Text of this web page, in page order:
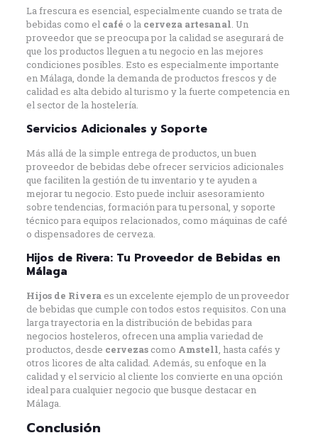
La frescura es esencial, especialmente cuando se trata de
bebidas como el café o la cerveza artesanal. Un
proveedor que se preocupa por la calidad se asegurará de
que los productos lleguen a tu negocio en las mejores
condiciones posibles. Esto es especialmente importante
en Málaga, donde la demanda de productos frescos y de
calidad es alta debido al turismo y la fuerte competencia en
el sector de la hostelería.
Servicios Adicionales y Soporte
Más allá de la simple entrega de productos, un buen
proveedor de bebidas debe ofrecer servicios adicionales
que faciliten la gestión de tu inventario y te ayuden a
mejorar tu negocio. Esto puede incluir asesoramiento
sobre tendencias, formación para tu personal, y soporte
técnico para equipos relacionados, como máquinas de café
o dispensadores de cerveza.
Hijos de Rivera: Tu Proveedor de Bebidas en
Málaga
Hijos de Riveraes un excelente ejemplo de un proveedor
de bebidas que cumple con todos estos requisitos. Con una
larga trayectoria en la distribución de bebidas para
negocios hosteleros, ofrecen una amplia variedad de
productos, desde cervezascomo Amstell, hasta cafés y
otros licores de alta calidad. Además, su enfoque en la
calidad y el servicio al cliente los convierte en una opción
ideal para cualquier negocio que busque destacar en
Málaga.
Conclusión